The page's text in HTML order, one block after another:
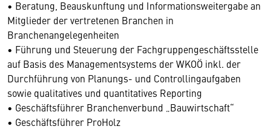
• Beratung, Beauskunftung und Informationsweitergabe an
Mitglieder der vertretenen Branchen in
Branchenangelegenheiten
• Führung und Steuerung der Fachgruppengeschäftsstelle
auf Basis des Managementsystems der WKOÖ inkl. der
Durchführung von Planungs- und Controllingaufgaben
sowie qualitatives und quantitatives Reporting
• Geschäftsführer Branchenverbund „Bauwirtschaft“
• Geschäftsführer ProHolz